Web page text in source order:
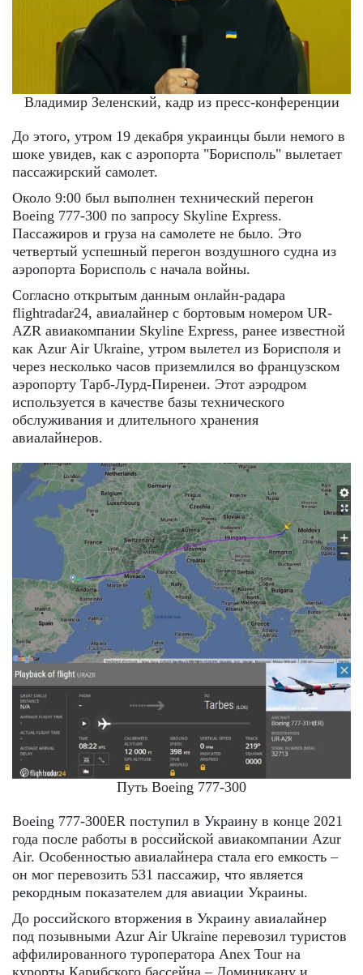
Владимир Зеленский, кадр из пресс-конференции
До этого, утром 19 декабря украинцы были немого в
шоке увидев, как с аэропорта "Борисполь" вылетает
пассажирский самолет.
Около 9:00 был выполнен технический перегон
Boeing 777-300 по запросу Skyline Express.
Пассажиров и груза на самолете не было. Это
четвертый успешный перегон воздушного судна из
аэропорта Борисполь с начала войны.
Согласно открытым данным онлайн-радара
flightradar24, авиалайнер с бортовым номером UR-
AZR авиакомпании Skyline Express, ранее известной
как Azur Air Ukraine, утром вылетел из Борисполя и
через несколько часов приземлился во французском
аэропорту Тарб-Лурд-Пиренеи. Этот аэродром
используется в качестве базы технического
обслуживания и длительного хранения
авиалайнеров.
Путь Boeing 777-300
Boeing 777-300ER поступил в Украину в конце 2021
года после работы в российской авиакомпании Azur
Air. Особенностью авиалайнера стала его емкость –
он мог перевозить 531 пассажир, что является
рекордным показателем для авиации Украины.
До российского вторжения в Украину авиалайнер
под позывными Azur Air Ukraine перевозил туристов
аффилированного туроператора Anex Tour на
курорты Карибского бассейна – Доминикану и